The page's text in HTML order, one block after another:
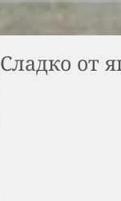
Сладко от